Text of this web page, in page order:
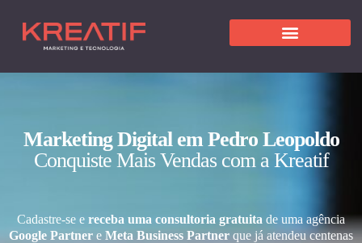
Marketing Digital em Pedro Leopoldo
Conquiste Mais Vendas com a Kreatif
Cadastre-se e receba uma consultoria gratuita de uma agência
Google Partner e Meta Business Partner que já atendeu centenas